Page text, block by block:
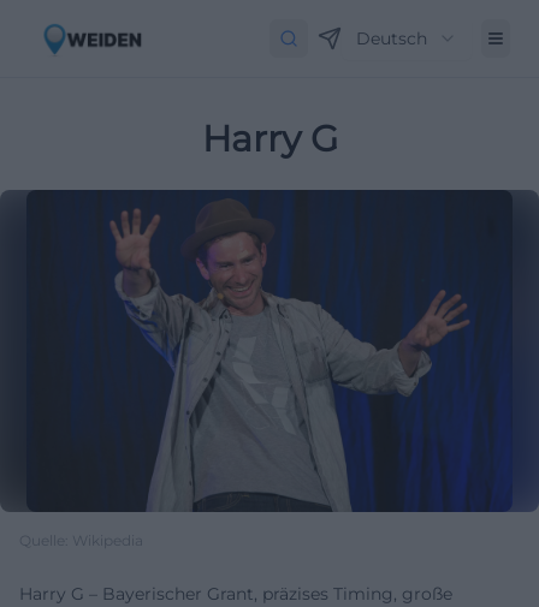
Deutsch
Harry G
Quelle: Wikipedia
Harry G – Bayerischer Grant, präzises Timing, große